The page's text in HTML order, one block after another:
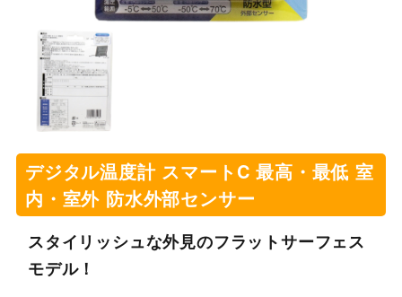
デジタル温度計 スマートC 最高・最低 室
内・室外 防水外部センサー
スタイリッシュな外見のフラットサーフェス
モデル！